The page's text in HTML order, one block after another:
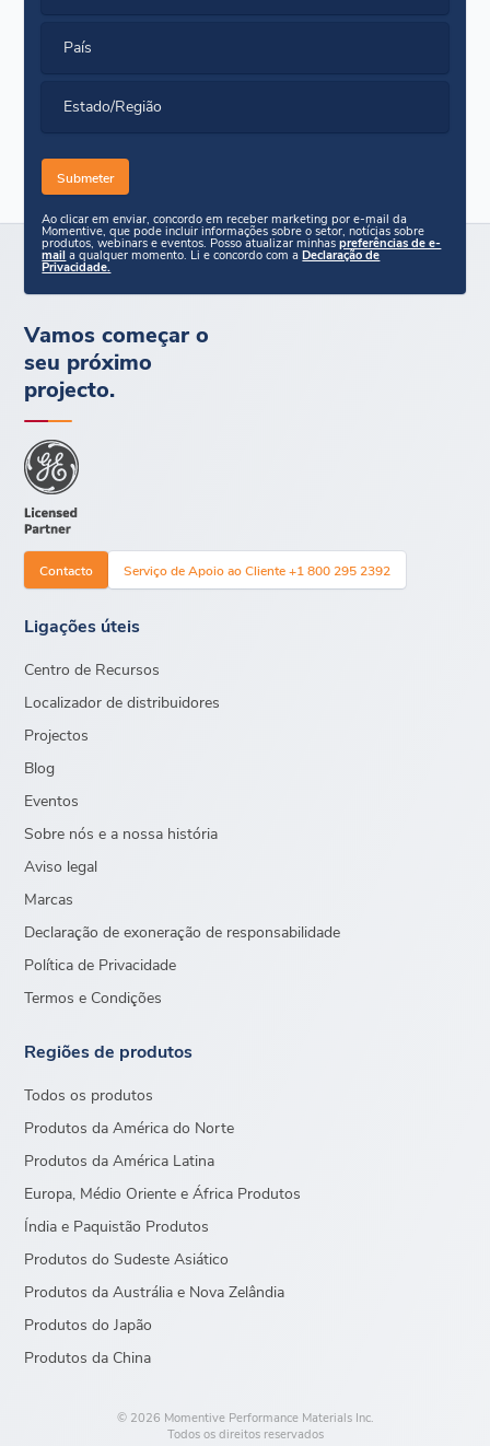
País
Estado/Região
Ao clicar em enviar, concordo em receber marketing por e-mail da
Momentive, que pode incluir informações sobre o setor, notícias sobre
produtos, webinars e eventos. Posso atualizar minhaspreferências de e-
mail a qualquer momento. Li e concordo com aDeclaração de
Privacidade.
Vamos começar o
seu próximo
projecto.
Contacto Serviço de Apoio ao Cliente +1 800 295 2392
Ligações úteis
Centro de Recursos
Localizador de distribuidores
Projectos
Blog
Eventos
Sobre nós e a nossa história
Aviso legal
Marcas
Declaração de exoneração de responsabilidade
Política de Privacidade
Termos e Condições
Regiões de produtos
Todos os produtos
Produtos da América do Norte
Produtos da América Latina
Europa, Médio Oriente e África Produtos
Índia e Paquistão Produtos
Produtos do Sudeste Asiático
Produtos da Austrália e Nova Zelândia
Produtos do Japão
Produtos da China
© 2026 Momentive Performance Materials Inc.
Todos os direitos reservados